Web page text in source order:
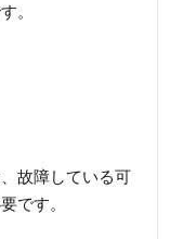
。
故障している可
です。